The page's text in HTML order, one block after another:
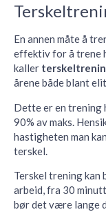
En annen måte å
effektiv for å trene
kaller
årene både blant
Dette er en trening
90% av maks.
hastigheten man
terskel.
Terskel trening
arbeid, fra 30
bør det være lange